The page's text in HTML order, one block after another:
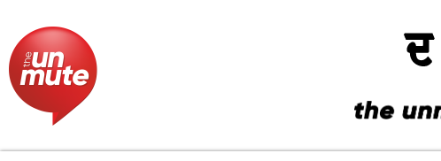
content